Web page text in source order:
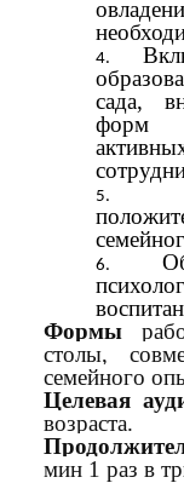
сада,
форм
Формы
столы,
семейного
Целевая
возраста.
мин 1 раз в